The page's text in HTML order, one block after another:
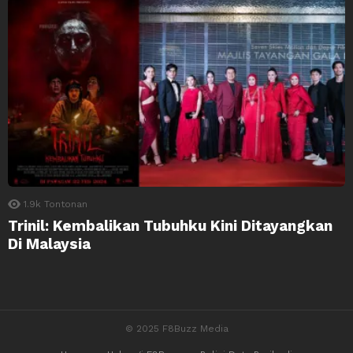
1.9k Tontonan
Trinil: Kembalikan Tubuhku Kini Ditayangkan
Di Malaysia
© 2025 F8Buzz Media